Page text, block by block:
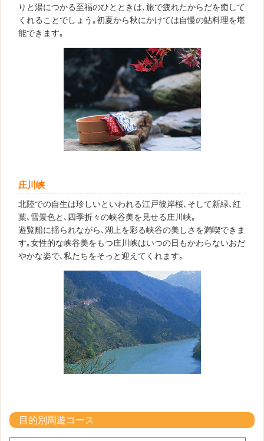
りと湯につかる至福のひとときは､旅で疲れたからだを癒して
くれることでしょう｡初夏から秋にかけては自慢の鮎料理を堪
能できます｡
庄川峡
北陸での自生は珍しいといわれる江戸彼岸桜､そして新緑､紅
葉､雪景色と､四季折々の峡谷美を見せる庄川峡｡
遊覧船に揺られながら､湖上を彩る峡谷の美しさを満喫できま
す｡女性的な峡谷美をもつ庄川峡はいつの日もかわらないおだ
やかな姿で､私たちをそっと迎えてくれます｡
目的別周遊コース